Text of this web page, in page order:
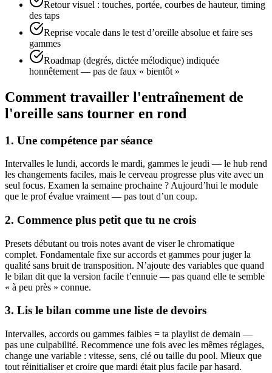
Retour visuel : touches, portée, courbes de hauteur, timing
des taps
Reprise vocale dans le test d’oreille absolue et faire ses
gammes
Roadmap (degrés, dictée mélodique) indiquée
honnêtement — pas de faux « bientôt »
Comment travailler l'entraînement de
l'oreille sans tourner en rond
1. Une compétence par séance
Intervalles le lundi, accords le mardi, gammes le jeudi — le hub rend
les changements faciles, mais le cerveau progresse plus vite avec un
seul focus. Examen la semaine prochaine ? Aujourd’hui le module
que le prof évalue vraiment — pas tout d’un coup.
2. Commence plus petit que tu ne crois
Presets débutant ou trois notes avant de viser le chromatique
complet. Fondamentale fixe sur accords et gammes pour juger la
qualité sans bruit de transposition. N’ajoute des variables que quand
le bilan dit que la version facile t’ennuie — pas quand elle te semble
« à peu près » connue.
3. Lis le bilan comme une liste de devoirs
Intervalles, accords ou gammes faibles = ta playlist de demain —
pas une culpabilité. Recommence une fois avec les mêmes réglages,
change une variable : vitesse, sens, clé ou taille du pool. Mieux que
tout réinitialiser et croire que mardi était plus facile par hasard.